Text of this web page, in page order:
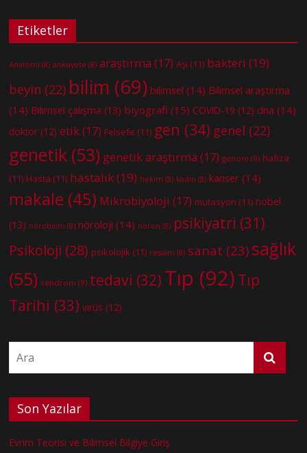
Etiketler
Anatomi (8) anksiyete (8) araştırma (17) Aşı (11) bakteri (19)
beyin (22) bilim (69) bilimsel (14) Bilimsel araştırma
(14) Bilimsel çalışma (13) biyografi (15) COVID-19 (12) dna (14)
doktor (12) etik(17) Felsefe (11) gen (34) genel (22)
genetik (53) genetik araştırma (17) genom (9) hafıza
(11) Hasta (11) hastalık(19) hekim (8) kadın (8) kanser (14)
makale (45) Mikrobiyoloji (17) mutasyon (11) nobel
(13) nörobilim (8) nöroloji (14) nöron (8) psikiyatri (31)
Psikoloji (28) psikolojik (11) ressam (8) sanat (23) sağlık
(55) sendrom (9) tedavi (32) Tıp (92) Tıp
Tarihi (33) virüs (12)
Son Yazılar
Evrim Teorisi ve Bilimsel Bilgiye Giriş